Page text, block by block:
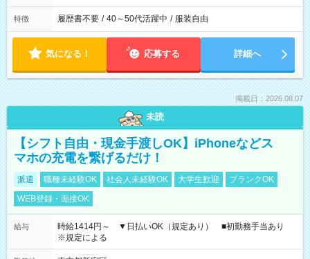
特徴 履歴書不要 / 40～50代活躍中 / 服装自由
気になる！ 応募する 詳細へ
掲載日：2026.08.07
未読
【シフト自由・現金手渡しOK】iPhoneなどス
マホの充電を繋げるだけ！
派遣 職種未経験OK 社会人未経験OK 大学生歓迎
ブランクOK
WEB登録・面接OK
給与
時給1414円～ ▼日払いOK（規定あり） ■初勤務手当あり
※規定による